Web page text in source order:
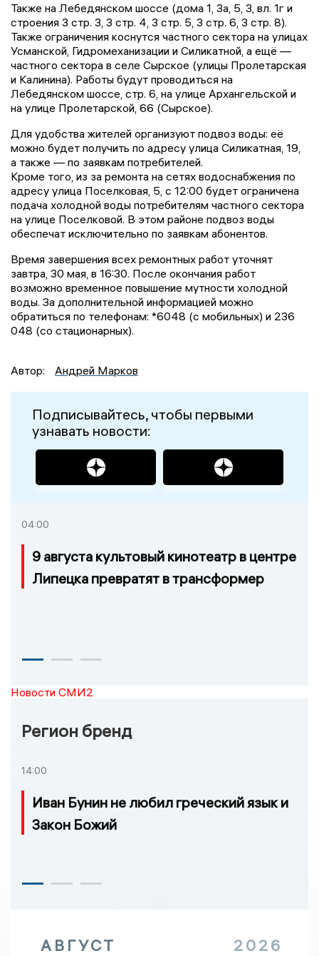
Также на Лебедянском шоссе (дома 1, 3а, 5, 3, вл. 1г и
строения 3 стр. 3, 3 стр. 4, 3 стр. 5, 3 стр. 6, 3 стр. 8).
Также ограничения коснутся частного сектора на улицах
Усманской, Гидромеханизации и Силикатной, а ещё —
частного сектора в селе Сырское (улицы Пролетарская
и Калинина). Работы будут проводиться на
Лебедянском шоссе, стр. 6, на улице Архангельской и
на улице Пролетарской, 66 (Сырское).
Для удобства жителей организуют подвоз воды: её
можно будет получить по адресу улица Силикатная, 19,
а также — по заявкам потребителей.
Кроме того, из за ремонта на сетях водоснабжения по
адресу улица Поселковая, 5, с 12:00 будет ограничена
подача холодной воды потребителям частного сектора
на улице Поселковой. В этом районе подвоз воды
обеспечат исключительно по заявкам абонентов.
Время завершения всех ремонтных работ уточнят
завтра, 30 мая, в 16:30. После окончания работ
возможно временное повышение мутности холодной
воды. За дополнительной информацией можно
обратиться по телефонам: *6048 (с мобильных) и 236
048 (со стационарных).
Автор: Андрей Марков
Подписывайтесь, чтобы первыми
узнавать новости:
04:00
9 августа культовый кинотеатр в центре
Липецка превратят в трансформер
Новости СМИ2
Регион бренд
14:00
Иван Бунин не любил греческий язык и
Закон Божий
АВГУСТ 2026